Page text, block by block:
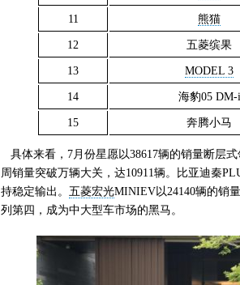
11 熊猫
12 五菱缤果
13 MODEL 3
14 海豹05 DM-i
15 奔腾小马
具体来看，7月份星愿以38617辆的销量断层
周销量突破万辆大关，达10911辆。比亚迪秦
持稳定输出。 五菱宏光MINIEV以24140辆的销
列第四，成为中大型车市场的黑马。